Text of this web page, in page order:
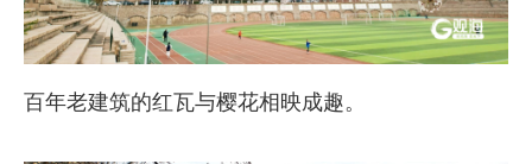
百年老建筑的红瓦与樱花相映成趣。